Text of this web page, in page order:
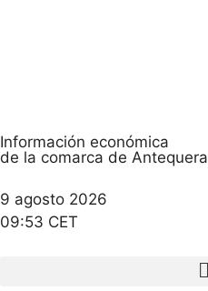
Información económica
de la comarca de Antequera
9 agosto 2026
09:53 CET